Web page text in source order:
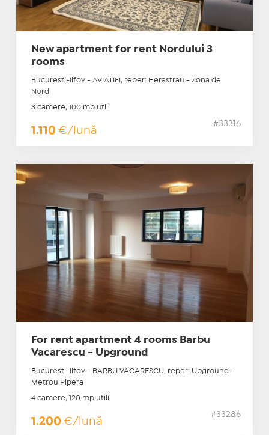
New apartment for rent Nordului 3
rooms
Bucuresti-Ilfov - AVIATIEI, reper: Herastrau - Zona de
Nord
3 camere, 100 mp utili
1.110 €/lună
#33316
For rent apartment 4 rooms Barbu
Vacarescu - Upground
Bucuresti-Ilfov - BARBU VACARESCU, reper: Upground -
Metrou Pipera
4 camere, 120 mp utili
1.200 €/lună
#33286